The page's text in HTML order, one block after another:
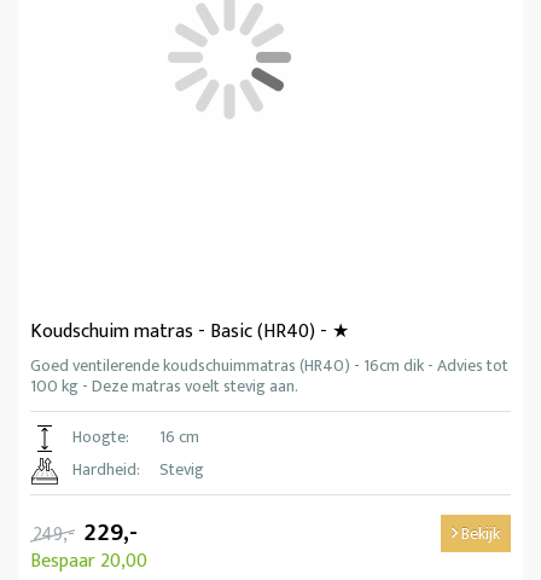
Koudschuim matras - Basic (HR40) - ★
Goed ventilerende koudschuimmatras (HR40) - 16cm dik - Advies tot
100 kg - Deze matras voelt stevig aan.
Hoogte:
16 cm
Hardheid:
Stevig
249,- 229,-
Bespaar 20,00
Bekijk